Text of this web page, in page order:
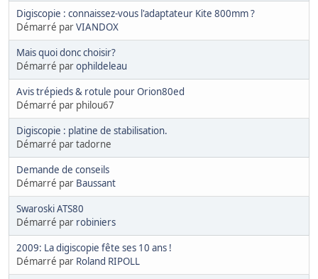
Digiscopie : connaissez-vous l'adaptateur Kite 800mm ?
Démarré parVIANDOX
Mais quoi donc choisir?
Démarré parophildeleau
Avis trépieds & rotule pour Orion80ed
Démarré par philou67
Digiscopie : platine de stabilisation.
Démarré par tadorne
Demande de conseils
Démarré par Baussant
Swaroski ATS80
Démarré par robiniers
2009: La digiscopie fête ses 10 ans !
Démarré par Roland RIPOLL